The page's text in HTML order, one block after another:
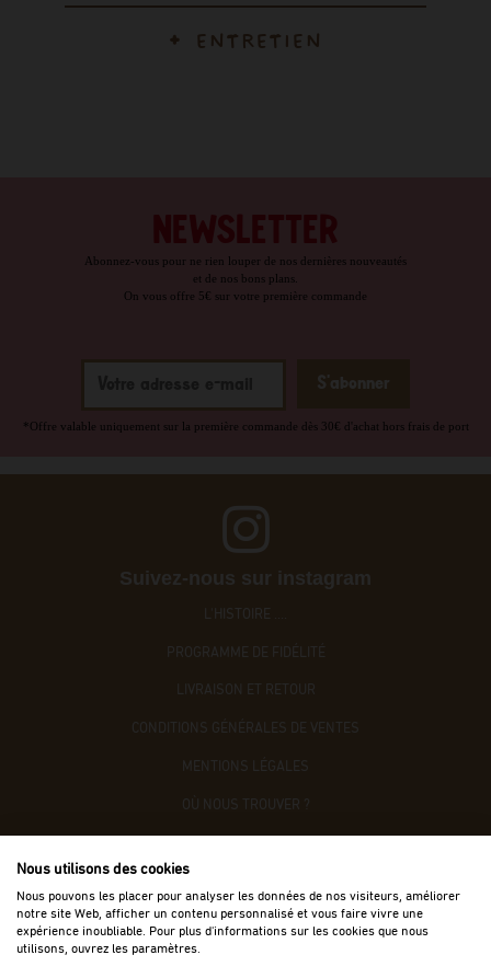
ENTRETIEN
Abonnez-vous pour ne rien louper de nos dernières nouveautés
et de nos bons plans.
On vous offre 5€ sur votre première commande
*Offre valable uniquement sur la première commande dès 30€ d'achat hors frais de port
Suivez-nous sur instagram
L'HISTOIRE ....
PROGRAMME DE FIDÉLITÉ
LIVRAISON ET RETOUR
CONDITIONS GÉNÉRALES DE VENTES
MENTIONS LÉGALES
OÙ NOUS TROUVER ?
Nous utilisons des cookies
Nous pouvons les placer pour analyser les données de nos visiteurs, améliorer
notre site Web, afficher un contenu personnalisé et vous faire vivre une
expérience inoubliable. Pour plus d'informations sur les cookies que nous
utilisons, ouvrez les paramètres.